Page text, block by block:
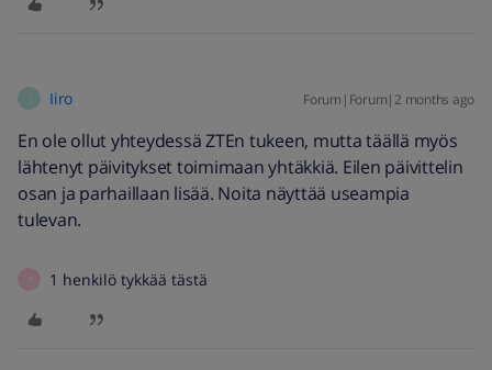
Iiro Forum|Forum|2 months ago
En ole ollut yhteydessä ZTEn tukeen, mutta täällä myös
lähtenyt päivitykset toimimaan yhtäkkiä. Eilen päivittelin
osan ja parhaillaan lisää. Noita näyttää useampia
tulevan.
1 henkilö tykkää tästä